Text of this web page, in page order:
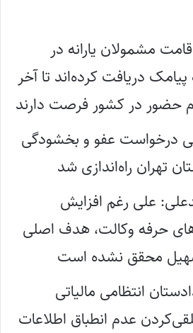
مشمولان یارانه در
دریافت کرده‌اند تا آخر
حضور در کشور فرصت دارند
درخواست عفو و بخشودگی
تهران راه‌اندازی شد
علی رغم افزایش
حرفه وکالت، هدف اصلی
محقق نشده است
انتظامی مالیاتی
عدم انطباق اطلاعات